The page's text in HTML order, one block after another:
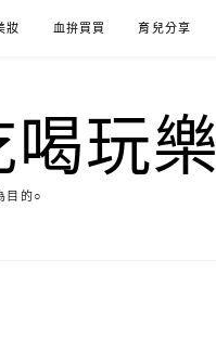
妝 血拚買買 育兒分享
玩樂
目的○